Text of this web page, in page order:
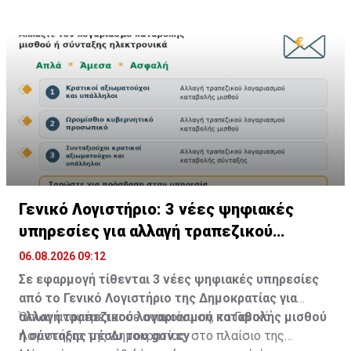
Γενικό Λογιστήριο: 3 νέες ψηφιακές
υπηρεσίες για αλλαγή τραπεζικού
λογαριασμού
06.08.2026 09:12
Σε εφαρμογή τίθενται 3 νέες ψηφιακές υπηρεσίες
από το Γενικό Λογιστήριο της Δημοκρατίας για
αλλαγή τραπεζικού λογαριασμού καταβολής μισθού
ή σύνταξης μέσω του gov.cy
Όπως αναφέρεται σε ανακοίνωση, το Γενικό
Λογιστήριο της Δημοκρατίας, στο πλαίσιο της